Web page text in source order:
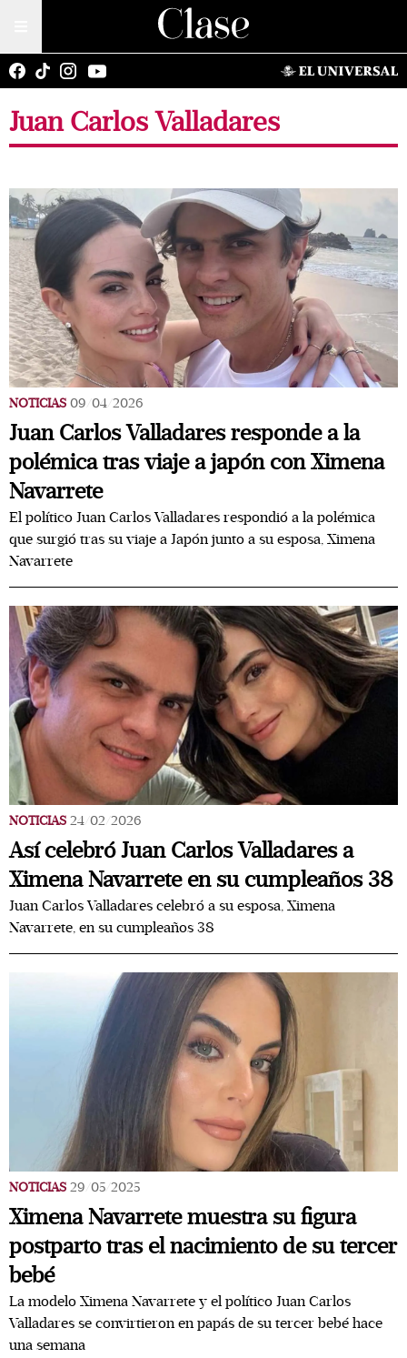
Juan Carlos Valladares
NOTICIAS 09/04/2026
Juan Carlos Valladares responde a la
polémica tras viaje a japón con Ximena
Navarrete
El político Juan Carlos Valladares respondió a la polémica
que surgió tras su viaje a Japón junto a su esposa, Ximena
Navarrete
NOTICIAS 24/02/2026
Así celebró Juan Carlos Valladares a
Ximena Navarrete en su cumpleaños 38
Juan Carlos Valladares celebró a su esposa, Ximena
Navarrete, en su cumpleaños 38
NOTICIAS 29/05/2025
Ximena Navarrete muestra su figura
postparto tras el nacimiento de su tercer
bebé
La modelo Ximena Navarrete y el político Juan Carlos
Valladares se convirtieron en papás de su tercer bebé hace
una semana